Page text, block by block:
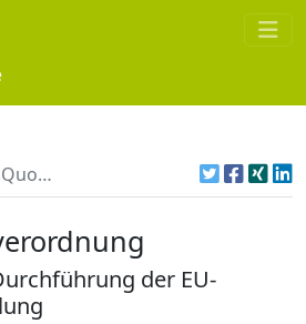
der EU-